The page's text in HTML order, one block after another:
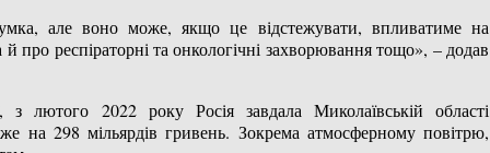
але воно може, якщо це відстежувати, впливатиме на
про респіраторні та онкологічні захворювання тощо», – додав
з лютого 2022 року Росія завдала Миколаївській області
на 298 мільярдів гривень. Зокрема атмосферному повітрю,